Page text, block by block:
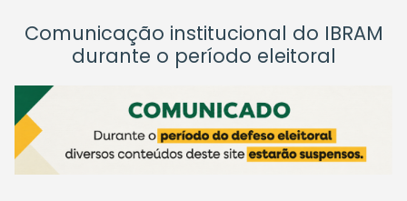
Comunicação institucional do IBRAM
durante o período eleitoral